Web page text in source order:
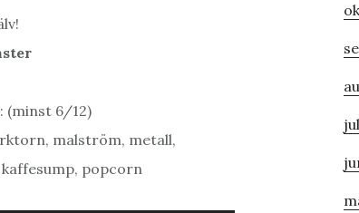
(minst 6/12)
malström, metall,
popcorn